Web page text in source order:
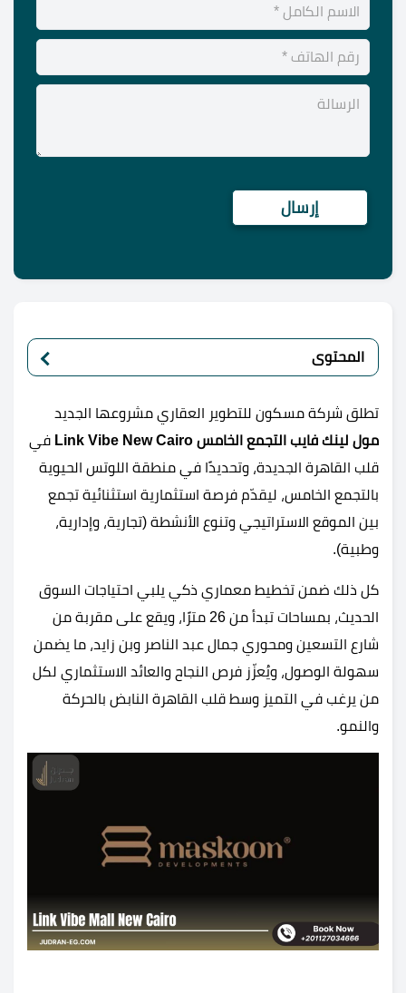
المحتوى
تطلق شركة مسكون للتطوير العقاري مشروعها الجديد
مول لينك فايب التجمع الخامس Link Vibe New Cairo
في
قلب القاهرة الجديدة، وتحديدًا في منطقة اللوتس الحيوية
بالتجمع الخامس، ليقدّم فرصة استثمارية استثنائية تجمع
بين الموقع الاستراتيجي وتنوع الأنشطة (تجارية، وإدارية،
وطبية).
كل ذلك ضمن تخطيط معماري ذكي يلبي احتياجات السوق
الحديث، بمساحات تبدأ من 26 مترًا، ويقع على مقربة من
شارع التسعين ومحوري جمال عبد الناصر وبن زايد، ما يضمن
سهولة الوصول، ويُعزّز فرص النجاح والعائد الاستثماري لكل
من يرغب في التميز وسط قلب القاهرة النابض بالحركة
والنمو.